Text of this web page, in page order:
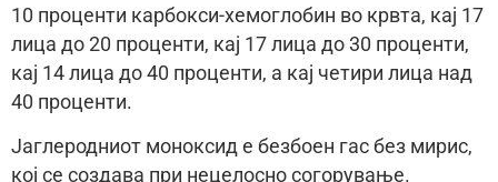
10 проценти карбокси-хемоглобин во крвта, кај 17
лица до 20 проценти, кај 17 лица до 30 проценти,
кај 14 лица до 40 проценти, а кај четири лица над
40 проценти.
Јаглеродниот моноксид е безбоен гас без мирис,
кој се создава при нецелосно согорување.